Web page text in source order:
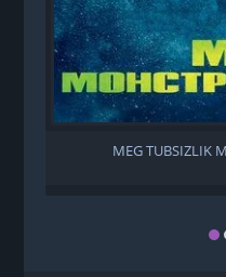
MEG TUBSIZLIK